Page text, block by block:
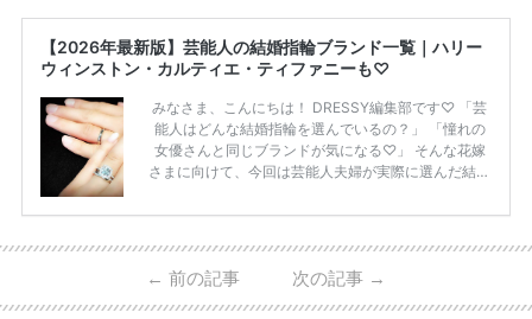
【2026年最新版】芸能人の結婚指輪ブランド一覧｜ハリー
ウィンストン・カルティエ・ティファニーも♡
みなさま、こんにちは！ DRESSY編集部です♡ 「芸
能人はどんな結婚指輪を選んでいるの？」 「憧れの
女優さんと同じブランドが気になる♡」 そんな花嫁
さまに向けて、今回は芸能人夫婦が実際に選んだ結婚
ーウィンストンやカルティエ、ティファニーなど世界
日本で人気のブランドまで幅広くご紹介。 さらに、
・愛用している芸能人夫婦 ・リングの特徴や魅力 ・
← 前の記事 次の記事 →